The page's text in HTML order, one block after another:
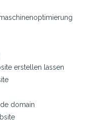
erstellen lassen
domain